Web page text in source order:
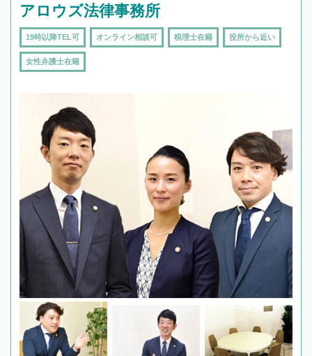
アロウズ法律事務所
19時以降TEL可 オンライン相談可 税理士在籍 役所から近い
女性弁護士在籍